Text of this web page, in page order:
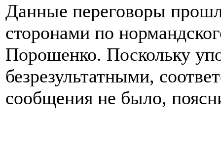
Данные переговоры
сторонами по
Порошенко. Поскольку
безрезультатными,
сообщения не было,